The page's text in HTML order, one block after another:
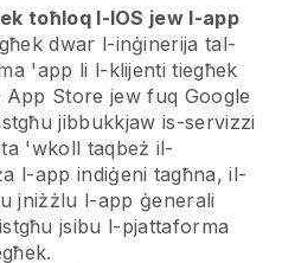
toħloq l-IOS jew l-app
dwar l-inġinerija tal-
'app li l-klijenti tiegħek
Store jew fuq Google
jibbukkjaw is-servizzi
'wkoll taqbeż il-
l-app indiġeni tagħna, il-
jniżżlu l-app ġenerali
jsibu l-pjattaforma